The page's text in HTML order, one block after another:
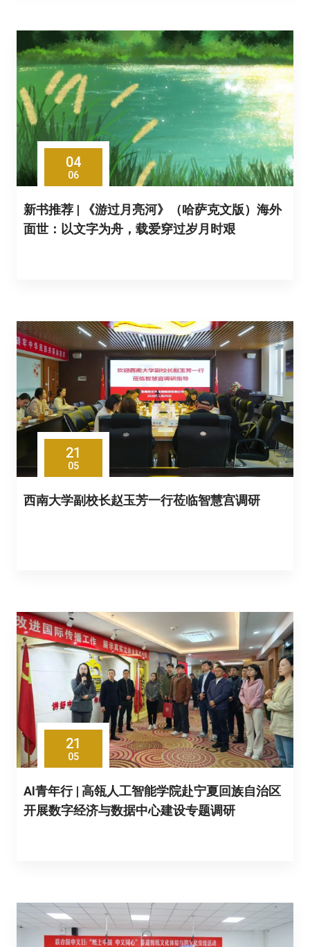
04
06
新书推荐 | 《游过月亮河》（哈萨克文版）海外
面世：以文字为舟，载爱穿过岁月时艰
21
05
西南大学副校长赵玉芳一行莅临智慧宫调研
21
05
AI青年行 | 高瓴人工智能学院赴宁夏回族自治区
开展数字经济与数据中心建设专题调研